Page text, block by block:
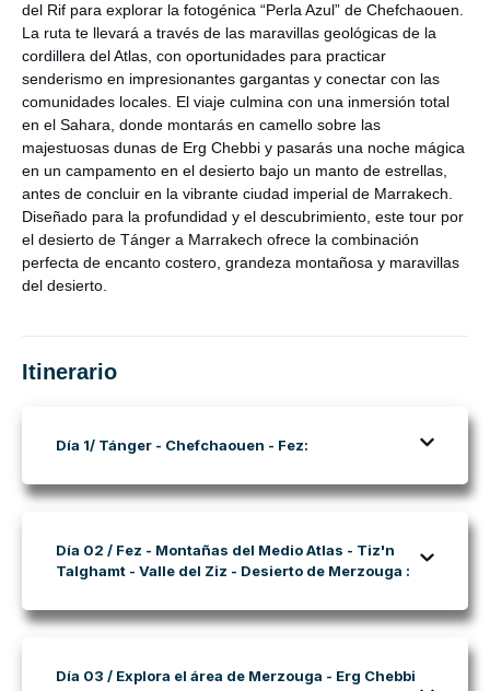
del Rif para explorar la fotogénica “Perla Azul” de Chefchaouen.
La ruta te llevará a través de las maravillas geológicas de la
cordillera del Atlas, con oportunidades para practicar
senderismo en impresionantes gargantas y conectar con las
comunidades locales. El viaje culmina con una inmersión total
en el Sahara, donde montarás en camello sobre las
majestuosas dunas de Erg Chebbi y pasarás una noche mágica
en un campamento en el desierto bajo un manto de estrellas,
antes de concluir en la vibrante ciudad imperial de Marrakech.
Diseñado para la profundidad y el descubrimiento, este tour por
el desierto de Tánger a Marrakech ofrece la combinación
perfecta de encanto costero, grandeza montañosa y maravillas
del desierto.
Itinerario
Día 1/ Tánger - Chefchaouen - Fez:
Día 02 / Fez - Montañas del Medio Atlas - Tiz'n
Talghamt - Valle del Ziz - Desierto de Merzouga :
Día 03 / Explora el área de Merzouga - Erg Chebbi